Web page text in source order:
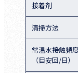
接着剤
清掃方法
常温水接触頻
（目安回/日）